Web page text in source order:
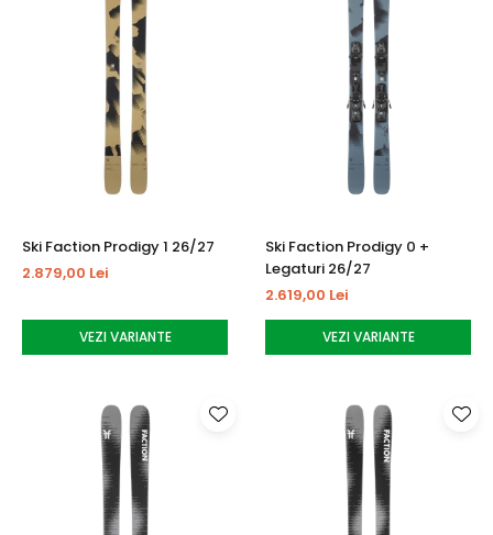
Ski Faction Prodigy 1 26/27
2.879,00 Lei
VEZI VARIANTE
Ski Faction Prodigy 0 +
Legaturi 26/27
2.619,00 Lei
VEZI VARIANTE